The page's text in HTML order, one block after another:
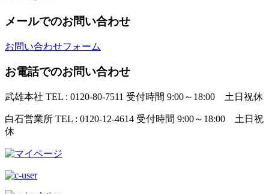
メールでのお問い合わせ
お問い合わせフォーム
お電話でのお問い合わせ
武雄本社 TEL : 0120-80-7511 受付時間 9:00～18:00 土日祝休
白石営業所 TEL : 0120-12-4614 受付時間 9:00～18:00 土日祝
休